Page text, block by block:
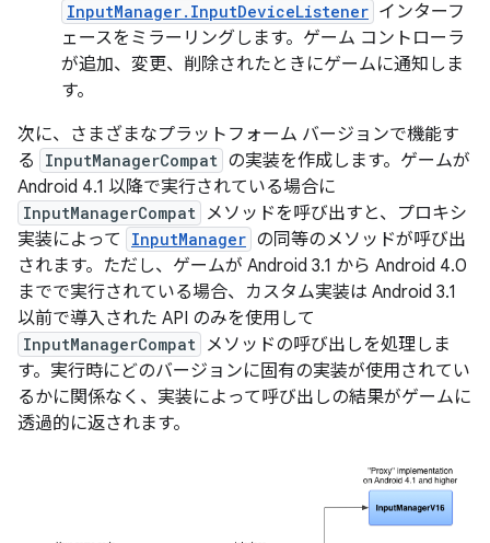
InputManager.InputDeviceListener インターフ
ェースをミラーリングします。ゲーム コントローラ
が追加、変更、削除されたときにゲームに通知しま
す。
次に、さまざまなプラットフォーム バージョンで機能す
る
InputManagerCompat の実装を作成します。ゲームが
Android 4.1 以降で実行されている場合に
InputManagerCompat メソッドを呼び出すと、プロキシ
実装によって
InputManager の同等のメソッドが呼び出
されます。ただし、ゲームが Android 3.1 から Android 4.0
までで実行されている場合、カスタム実装は Android 3.1
以前で導入された API のみを使用して
InputManagerCompat メソッドの呼び出しを処理しま
す。実行時にどのバージョンに固有の実装が使用されてい
るかに関係なく、実装によって呼び出しの結果がゲームに
透過的に返されます。